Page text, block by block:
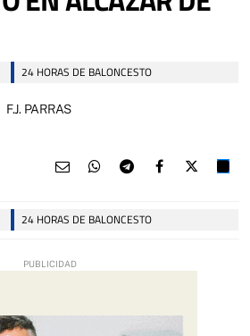
24 HORAS DE BALONCESTO
F.J. PARRAS
24 HORAS DE BALONCESTO